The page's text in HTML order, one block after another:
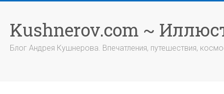
содержимому
Kushnerov.com ~
Блог Андрея Кушнерова. Впечатления, путешествия,